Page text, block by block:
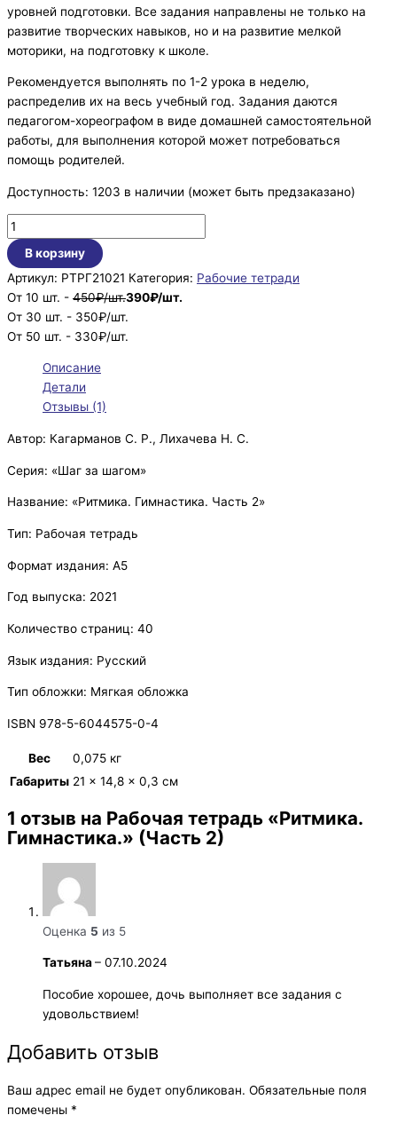
уровней подготовки. Все задания направлены не только на
развитие творческих навыков, но и на развитие мелкой
моторики, на подготовку к школе.
Рекомендуется выполнять по 1-2 урока в неделю,
распределив их на весь учебный год. Задания даются
педагогом-хореографом в виде домашней самостоятельной
работы, для выполнения которой может потребоваться
помощь родителей.
Доступность: 1203 в наличии (может быть предзаказано)
В корзину
Артикул: РТРГ21021 Категория: Рабочие тетради
От 10 шт. - 450₽/шт.390₽/шт.
От 30 шт. - 350₽/шт.
От 50 шт. - 330₽/шт.
Описание
Детали
Отзывы (1)
Автор: Кагарманов С. Р., Лихачева Н. С.
Серия: «Шаг за шагом»
Название: «Ритмика. Гимнастика. Часть 2»
Тип: Рабочая тетрадь
Формат издания: А5
Год выпуска: 2021
Количество страниц: 40
Язык издания: Русский
Тип обложки: Мягкая обложка
ISBN 978-5-6044575-0-4
Вес
0,075 кг
Габариты 21 × 14,8 × 0,3 см
1 отзыв на Рабочая тетрадь «Ритмика.
Гимнастика.» (Часть 2)
Оценка 5 из 5
Татьяна– 07.10.2024
Пособие хорошее, дочь выполняет все задания с
удовольствием!
Добавить отзыв
Ваш адрес email не будет опубликован. Обязательные поля
помечены *